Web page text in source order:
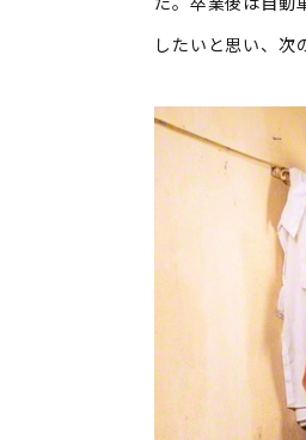
したいと思い、次